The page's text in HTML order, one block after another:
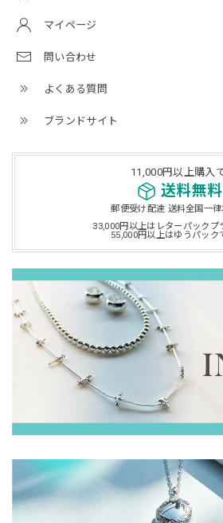
マイページ
問い合わせ
よくある質問
ブランドサイト
11,000円以上購入
送料無料
郵便受け配達 送料全国一律
33,000円以上はレターパックプ
55,000円以上はゆうパック